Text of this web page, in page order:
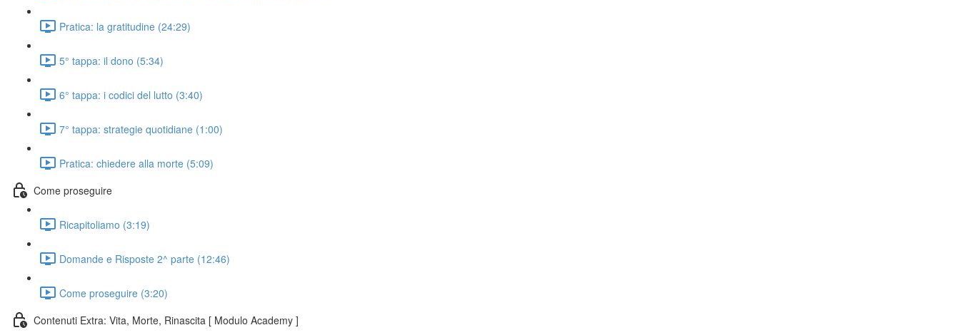
Pratica: la gratitudine (24:29)
5° tappa: il dono (5:34)
6° tappa: i codici del lutto (3:40)
7° tappa: strategie quotidiane (1:00)
Pratica: chiedere alla morte (5:09)
Come proseguire
Ricapitoliamo (3:19)
Domande e Risposte 2^ parte (12:46)
Come proseguire (3:20)
Contenuti Extra: Vita, Morte, Rinascita [ Modulo Academy ]